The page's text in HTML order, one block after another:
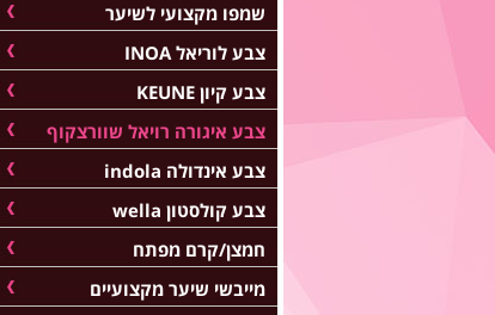
שמפו מקצועי לשיער
צבע לוריאל INOA
צבע קיון KEUNE
צבע איגורה רויאל שוורצקוף
צבע אינדולה indola
צבע קולסטון wella
חמצן/קרם מפתח
מייבשי שיער מקצועיים